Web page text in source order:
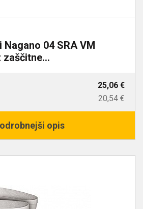
04 SRA VM
25,06 €
20,54 €
opis